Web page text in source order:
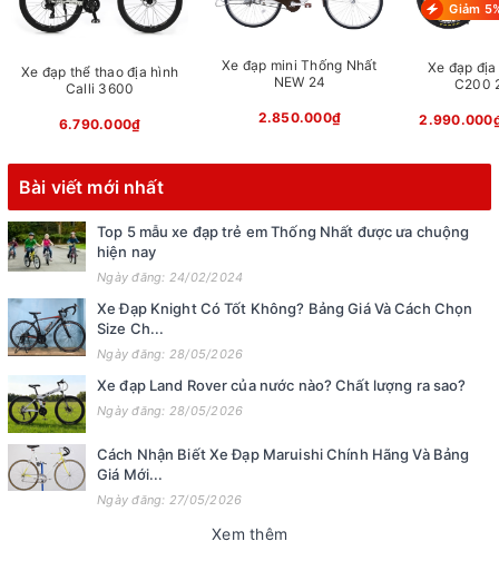
Xe đạp thể thao địa hình
Calli 3600
6.790.000₫
Xe đạp mini Thống Nhất
NEW 24
2.850.000₫
Giảm
Xe đạp
C200
Bài viết mới nhất
Top 5 mẫu xe đạp trẻ em Thống Nhất được ưa chuộng
hiện nay
Ngày đăng: 24/02/2024
Xe Đạp Knight Có Tốt Không? Bảng Giá Và Cách Chọn
Size Ch...
Ngày đăng: 28/05/2026
Xe đạp Land Rover của nước nào? Chất lượng ra sao?
Ngày đăng: 28/05/2026
Cách Nhận Biết Xe Đạp Maruishi Chính Hãng Và Bảng
Giá Mới...
Ngày đăng: 27/05/2026
Xem thêm